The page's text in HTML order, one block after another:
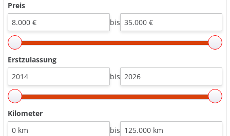
Preis
bis
Erstzulassung
bis
Kilometer
bis